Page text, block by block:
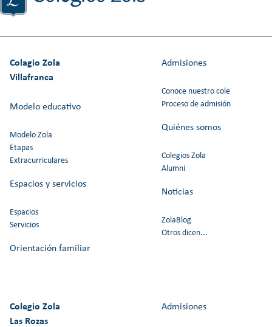
Colagio Zola
Villafranca
Modelo educativo
Modelo Zola
Etapas
Extracurriculares
Espacios y servicios
Espacios
Servicios
Orientación familiar
Admisiones
Conoce nuestro cole
Proceso de admisión
Quiénes somos
Colegios Zola
Alumni
Noticias
ZolaBlog
Otros dicen...
Colegio Zola
Las Rozas
Admisiones